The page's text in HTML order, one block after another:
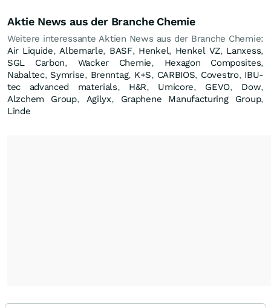
Aktie News aus der Branche Chemie
Weitere interessante Aktien News aus der Branche Chemie:
Air Liquide,Albemarle, BASF, Henkel, Henkel VZ, Lanxess,
SGL Carbon, Wacker Chemie, Hexagon Composites,
Nabaltec, Symrise, Brenntag, K+S, CARBIOS, Covestro, IBU-
tec advanced materials, H&R, Umicore, GEVO, Dow,
Alzchem Group, Agilyx, Graphene Manufacturing Group,
Linde